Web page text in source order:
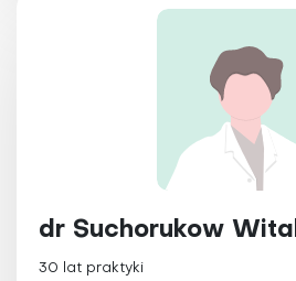
dr Suchorukow
30 lat praktyki